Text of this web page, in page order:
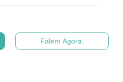
Falem Agora.